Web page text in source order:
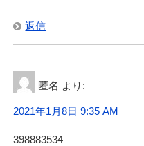
返信
匿名 より:
2021年1月8日 9:35 AM
398883534